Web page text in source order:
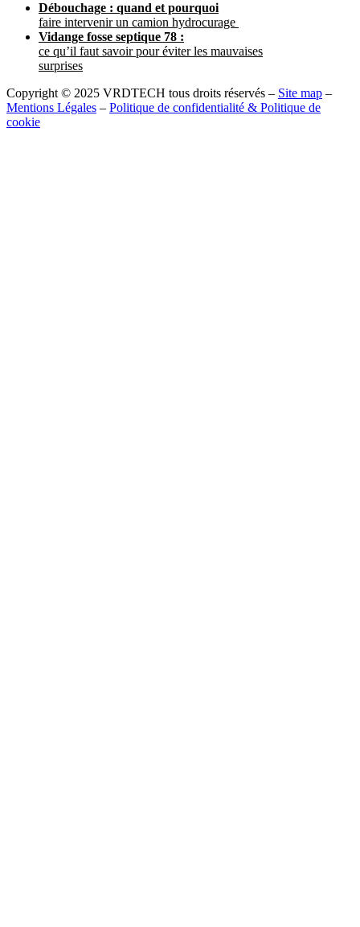
Débouchage : quand et pourquoi
faire intervenir un camion hydrocurage
Vidange fosse septique 78 :
ce qu’il faut savoir pour éviter les mauvaises
surprises
Copyright © 2025 VRDTECH tous droits réservés – Site map –
Mentions Légales – Politique de confidentialité & Politique de
cookie